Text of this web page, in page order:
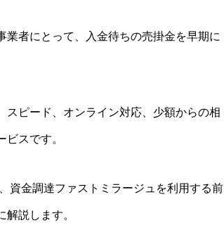
者にとって、入金待ちの売掛金を早期に
ピード、オンライン対応、少額からの相
スです。
資金調達ファストミラージュを利用する前
説します。